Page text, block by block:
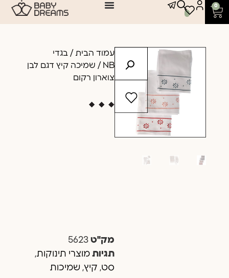
0
עמוד הבית / בגדי
NB / שמיכה קיץ דגם לבן
צוארון רקום
מק"ט 5623
תגיות מוצרי תינוקות,
סט, קיץ, שמיכות